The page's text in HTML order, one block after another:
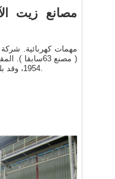
مصانع زيت
مهمات كهربائية. شركة
( مصنع
1954، وقد بلغ عدد العاملين بها 2140 عامل.